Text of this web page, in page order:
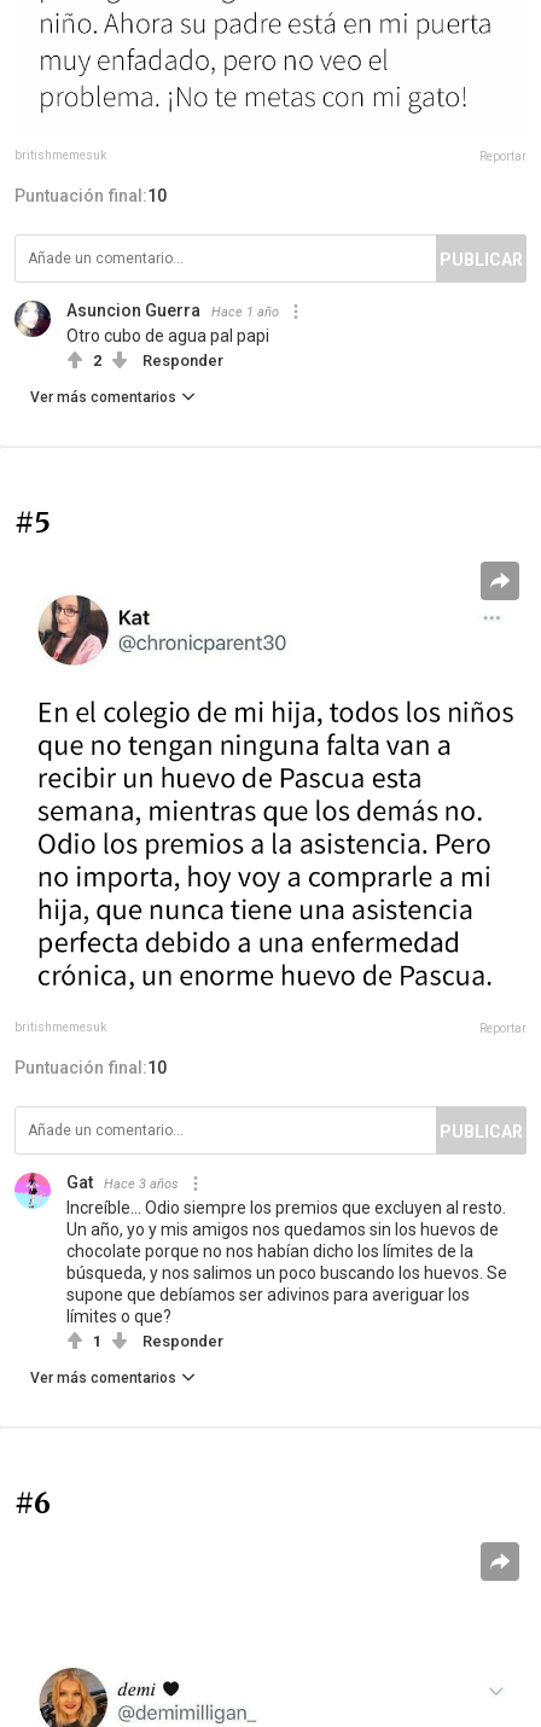
britishmemesuk Reportar
Puntuación final:10
PUBLICAR
Asuncion Guerra Hace 1 año
Otro cubo de agua pal papi
2 Responder
Ver más comentarios
#5
britishmemesuk Reportar
Puntuación final:10
PUBLICAR
Gat Hace 3 años
Increíble... Odio siempre los premios que excluyen al resto.
Un año, yo y mis amigos nos quedamos sin los huevos de
chocolate porque no nos habían dicho los límites de la
búsqueda, y nos salimos un poco buscando los huevos. Se
supone que debíamos ser adivinos para averiguar los
límites o que?
1 Responder
Ver más comentarios
#6